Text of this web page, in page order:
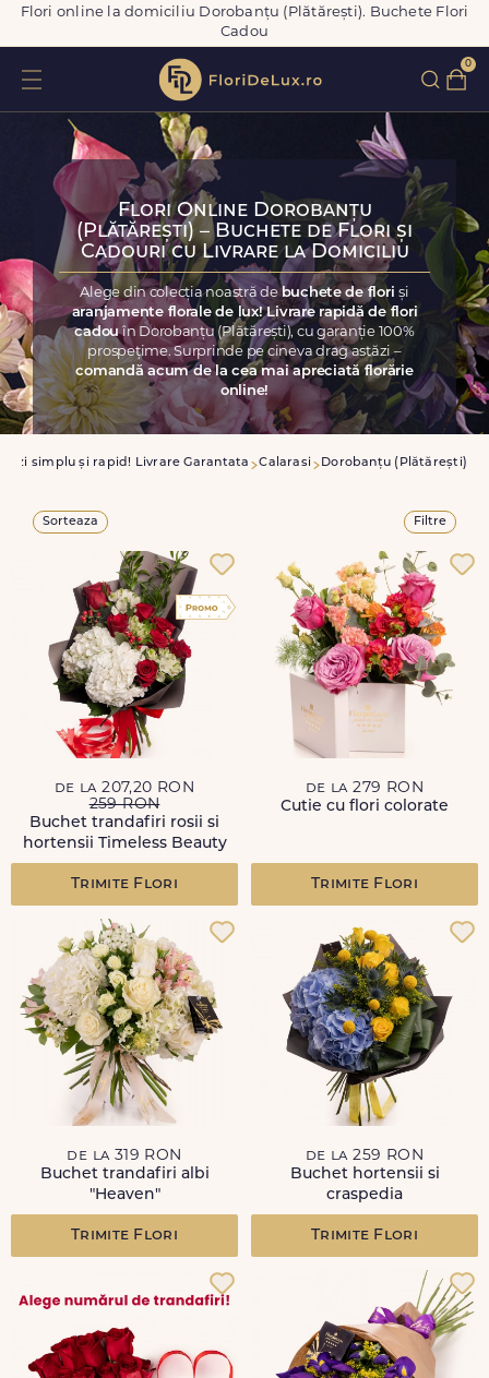
Flori online la domiciliu Dorobanțu (Plătărești). Buchete Flori
Cadou
0
Flori Online Dorobanțu
(Plătărești) – Buchete de Flori și
Cadouri cu Livrare la Domiciliu
Alege din colecția noastră de buchete de floriși
aranjamente florale de lux! Livrare rapidă de flori
cadouîn Dorobanțu (Plătărești), cu garanție 100%
prospețime. Surprinde pe cineva drag astăzi –
comandă acum de la cea mai apreciată florărie
online!
simplu și rapid! Livrare Garantata Calarasi Dorobanțu (Plătărești)
Sorteaza Filtre
de la 207,20 RON
259 RON
Buchet trandafiri rosii si
hortensii Timeless Beauty
Trimite Flori
de la 279 RON
Cutie cu flori colorate
Trimite Flori
de la 319 RON
Buchet trandafiri albi
"Heaven"
Trimite Flori
de la 259 RON
Buchet hortensii si
craspedia
Trimite Flori